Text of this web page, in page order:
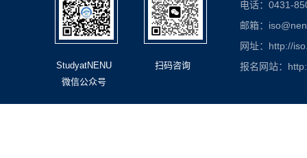
StudyatNENU
微信公众号
扫码咨询
电话：0431-
邮箱：
网址：http://
报名网站：